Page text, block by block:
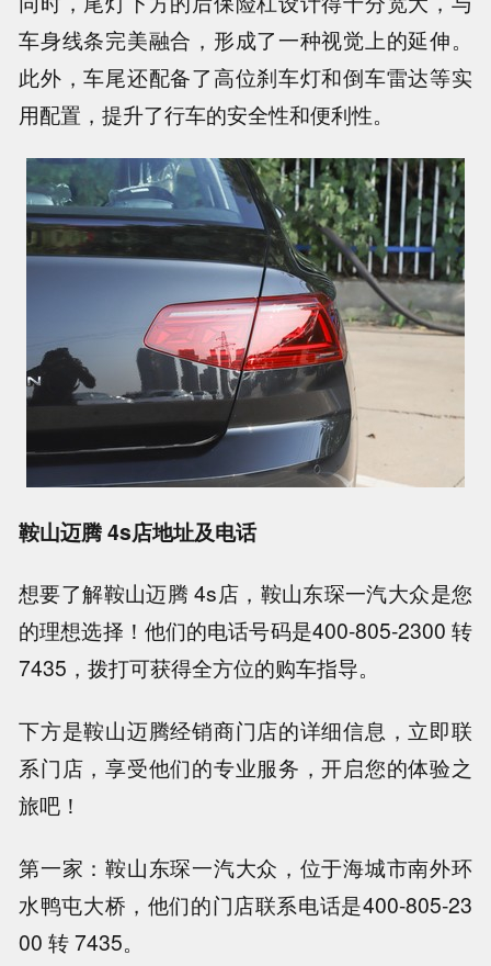
车身线条完美融合，形成了一种视觉上的延伸。
此外，车尾还配备了高位刹车灯和倒车雷达等实
用配置，提升了行车的安全性和便利性。
鞍山迈腾 4s店地址及电话
想要了解鞍山迈腾 4s店，鞍山东琛一汽大众是您
的理想选择！他们的电话号码是400-805-2300 转
7435，拨打可获得全方位的购车指导。
下方是鞍山迈腾经销商门店的详细信息，立即联
系门店，享受他们的专业服务，开启您的体验之
旅吧！
第一家：鞍山东琛一汽大众，位于海城市南外环
水鸭屯大桥，他们的门店联系电话是400-805-23
00 转 7435。